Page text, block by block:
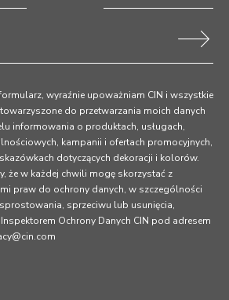
wyraźnie upoważniam CIN i wszystkie
do przetwarzania moich danych
informowania o produktach, usługach,
kampanii i ofertach promocyjnych,
dotyczących dekoracji i kolorów.
że w każdej chwili mogę skorzystać z
praw do ochrony danych, w szczególności
sprzeciwu lub usunięcia,
Ochrony Danych CIN pod adresem